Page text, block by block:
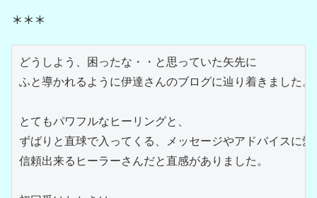
＊＊＊
どうしよう、困ったな・・と思っていた矢先に
ふと導かれるように伊達さんのブログに辿り着きました。
とてもパワフルなヒーリングと、
ずばりと直球で入ってくる、メッセージやアドバイスに
信頼出来るヒーラーさんだと直感がありました。